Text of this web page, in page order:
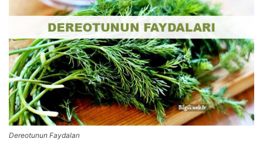
Dereotunun Faydaları